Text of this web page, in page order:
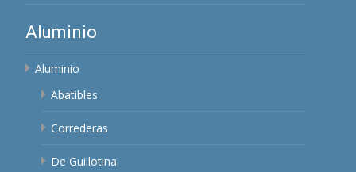
Aluminio
Aluminio
Abatibles
Correderas
De Guillotina